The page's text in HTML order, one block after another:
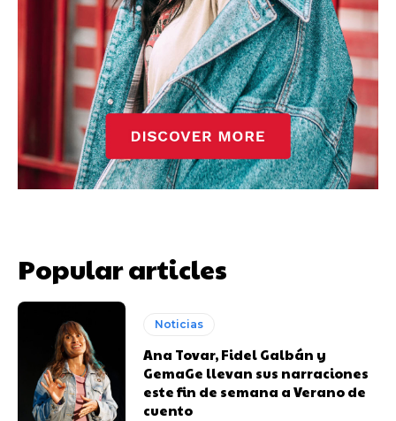
Popular articles
Noticias
Ana Tovar, Fidel Galbán y
GemaGe llevan sus narraciones
este fin de semana a Verano de
cuento